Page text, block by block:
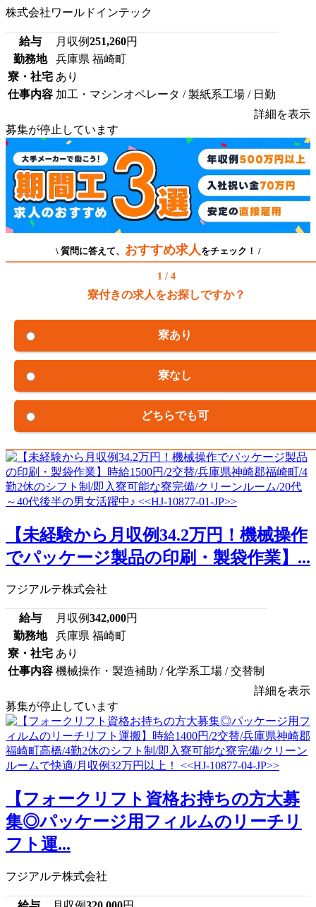
株式会社ワールドインテック
給与 月収例251,260円
勤務地
兵庫県 福崎町
寮・社宅 あり
仕事内容 加工・マシンオペレータ / 製紙系工場 / 日勤
詳細を表示
募集が停止しています
\ 質問に答えて、 おすすめ求人 をチェック！ /
1 / 4
寮付きの求人をお探しですか？
寮あり
寮なし
どちらでも可
【未経験から月収例34.2万円！機械操作
でパッケージ製品の印刷・製袋作業】...
フジアルテ株式会社
給与 月収例342,000円
勤務地
兵庫県 福崎町
寮・社宅 あり
仕事内容 機械操作・製造補助 / 化学系工場 / 交替制
詳細を表示
募集が停止しています
【フォークリフト資格お持ちの方大募
集◎パッケージ用フィルムのリーチリ
フト運...
フジアルテ株式会社